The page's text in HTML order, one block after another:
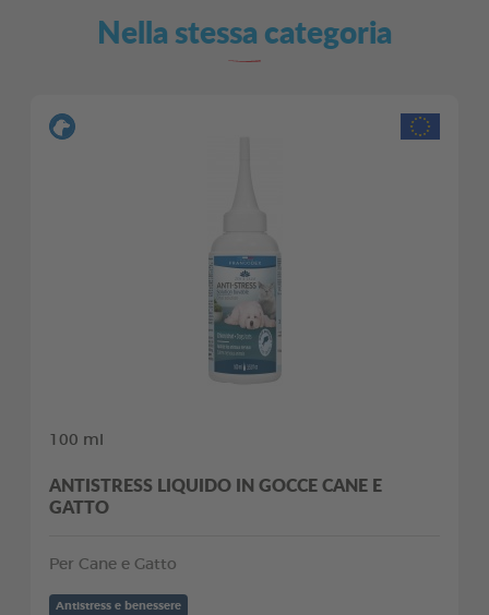
Nella stessa categoria
100 ml
ANTISTRESS LIQUIDO IN GOCCE CANE E
GATTO
Per Cane e Gatto
Antistress e benessere